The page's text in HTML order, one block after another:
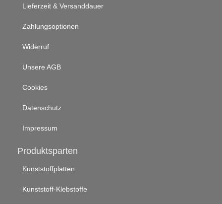
Lieferzeit & Versanddauer
Zahlungsoptionen
Widerruf
Unsere AGB
Cookies
Datenschutz
Impressum
Produktsparten
Kunststoffplatten
Kunststoff-Klebstoffe